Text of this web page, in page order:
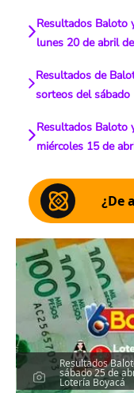
Resultados Baloto
lunes 20 de abril
Resultados de
sorteos del
Resultados Baloto
miércoles 15 de
¿De
Resultados
sábado 25 de
Lotería Boyacá